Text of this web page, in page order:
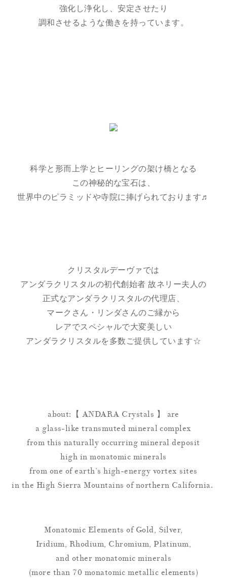
強化し浄化し、安定させたり
調和させるような働きを持っています。
科学と形而上学とヒーリングの架け橋となる
この神秘的な宝石は、
世界中のピラミッドや寺院に捧げられております♬
クリスタルデーヴァでは
アンダラクリスタルの初代創始者 故ネリー夫人の
正式なアンダラクリスタルの代理店、
マークさん・リンダさんのご縁から
レアでスペシャルで大変美しい
アンダラクリスタルを多数ご提供しています☆
about:【 ANDARA Crystals 】 are
a glass-like transmuted mineral complex
from this naturally occurring mineral deposit
high in monatomic minerals
from one of earth’s high-energy vortex sites
in the High Sierra Mountains of northern California.
Monatomic Elements of Gold, Silver,
Iridium, Rhodium, Chromium, Platinum,
and other monatomic minerals
(more than 70 monatomic metallic elements)